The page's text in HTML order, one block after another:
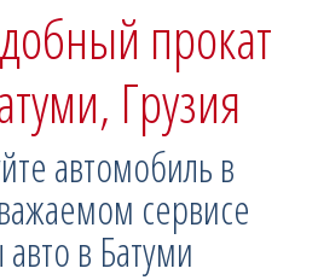
прокат
Грузия
автомобиль в
сервисе
в Батуми